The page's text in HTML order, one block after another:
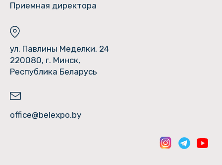
Приемная директора
ул. Павлины Меделки, 24
220080, г. Минск,
Республика Беларусь
office@belexpo.by